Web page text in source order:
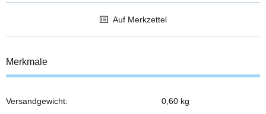
Auf Merkzettel
Merkmale
Produkteigenschaft
Wert
Versandgewicht:
0,60 kg